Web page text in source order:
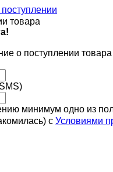
товара
о поступлении
минимум одно из
с Условиями